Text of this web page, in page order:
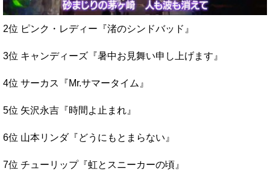
2位 ピンク・レディー『渚のシンドバッド』
3位 キャンディーズ『暑中お見舞い申し上げます』
4位 サーカス『Mr.サマータイム』
5位 矢沢永吉『時間よ止まれ』
6位 山本リンダ『どうにもとまらない』
7位 チューリップ『虹とスニーカーの頃』